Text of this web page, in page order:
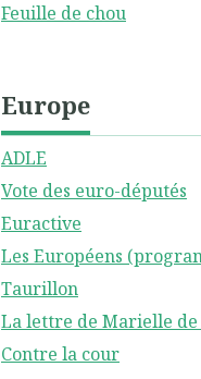
Feuille de chou
Europe
ADLE
Vote des euro-députés
Euractive
Les Européens
Taurillon
La lettre de Marielle de
Contre la cour